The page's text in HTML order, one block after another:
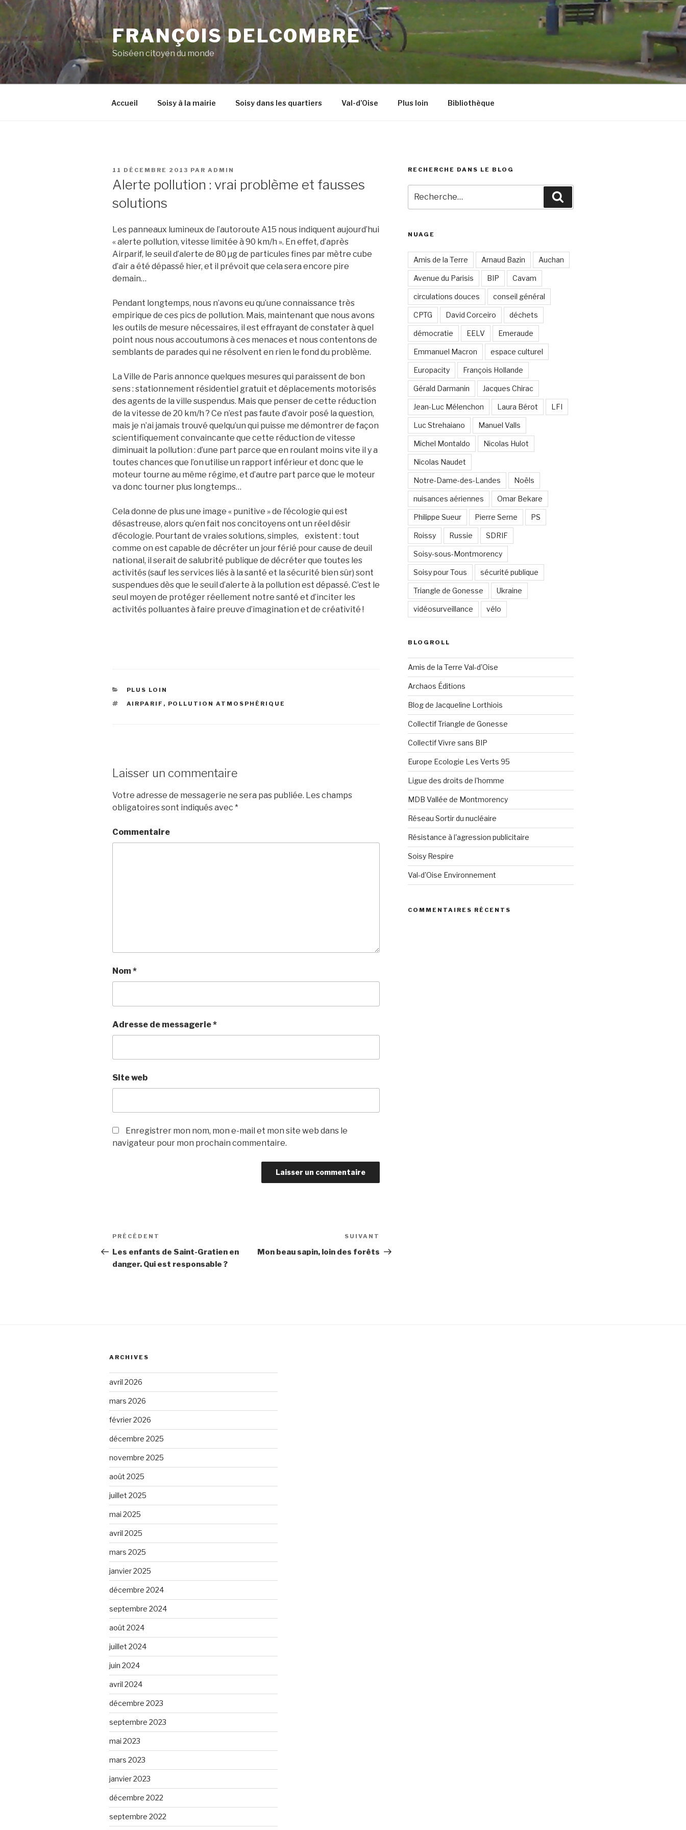
Aller
contenu
principal
FRANÇOIS DELCOMBRE
Soiséen citoyen du monde
Accueil Soisy à la mairie Soisy dans les quartiers Val-d’Oise Plus loin Bibliothèque
PUBLIÉ
LE
11 DÉCEMBRE 2013 PAR ADMIN
Alerte pollution : vrai problème et fausses
solutions
Les panneaux lumineux de l’autoroute A15 nous indiquent aujourd’hui
« alerte pollution, vitesse limitée à 90 km/h ». En effet, d’après
Airparif, le seuil d’alerte de 80 µg de particules fines par mètre cube
d’air a été dépassé hier, et il prévoit que cela sera encore pire
demain…
Pendant longtemps, nous n’avons eu qu’une connaissance très
empirique de ces pics de pollution. Mais, maintenant que nous avons
les outils de mesure nécessaires, il est effrayant de constater à quel
point nous nous accoutumons à ces menaces et nous contentons de
semblants de parades qui ne résolvent en rien le fond du problème.
La Ville de Paris annonce quelques mesures qui paraissent de bon
sens : stationnement résidentiel gratuit et déplacements motorisés
des agents de la ville suspendus. Mais que penser de cette réduction
de la vitesse de 20 km/h ? Ce n’est pas faute d’avoir posé la question,
mais je n’ai jamais trouvé quelqu’un qui puisse me démontrer de façon
scientifiquement convaincante que cette réduction de vitesse
diminuait la pollution : d’une part parce que en roulant moins vite il y a
toutes chances que l’on utilise un rapport inférieur et donc que le
moteur tourne au même régime, et d’autre part parce que le moteur
va donc tourner plus longtemps…
Cela donne de plus une image « punitive » de l’écologie qui est
désastreuse, alors qu’en fait nos concitoyens ont un réel désir
d’écologie. Pourtant de vraies solutions, simples, existent : tout
comme on est capable de décréter un jour férié pour cause de deuil
national, il serait de salubrité publique de décréter que toutes les
activités (sauf les services liés à la santé et la sécurité bien sûr) sont
suspendues dès que le seuil d’alerte à la pollution est dépassé. C’est le
seul moyen de protéger réellement notre santé et d’inciter les
activités polluantes à faire preuve d’imagination et de créativité !
CATÉGORIES
PLUS LOIN
ÉTIQUETTES
AIRPARIF , POLLUTION ATMOSPHÉRIQUE
Laisser un commentaire
Votre adresse de messagerie ne sera pas publiée. Les champs
obligatoires sont indiqués avec *
Commentaire
Nom*
Adresse de messagerie*
Site web
Enregistrer mon nom, mon e-mail et mon site web dans le
navigateur pour mon prochain commentaire.
Navigation
de
l’article
Article
précédent
PRÉCÉDENT
Les enfants de Saint-Gratien en
danger. Qui est responsable ?
suivant
SUIVANT
Mon beau sapin, loin des forêts
RECHERCHE DANS LE BLOG
pour
NUAGE
Amis de la Terre Arnaud Bazin Auchan
Avenue du Parisis BIP Cavam
circulations douces conseil général
CPTG David Corceiro déchets
démocratie EELV Emeraude
Emmanuel Macron espace culturel
Europacity François Hollande
Gérald Darmanin Jacques Chirac
Jean-Luc Mélenchon Laura Bérot LFI
Luc Strehaiano Manuel Valls
Michel Montaldo Nicolas Hulot
Nicolas Naudet
Notre-Dame-des-Landes Noëls
nuisances aériennes Omar Bekare
Philippe Sueur Pierre Serne PS
Roissy Russie SDRIF
Soisy-sous-Montmorency
Soisy pour Tous sécurité publique
Triangle de Gonesse Ukraine
vidéosurveillance vélo
BLOGROLL
Amis de la Terre Val-d'Oise
Archaos Éditions
Blog de Jacqueline Lorthiois
Collectif Triangle de Gonesse
Collectif Vivre sans BIP
Europe Ecologie Les Verts 95
Ligue des droits de l'homme
MDB Vallée de Montmorency
Réseau Sortir du nucléaire
Résistance à l'agression publicitaire
Soisy Respire
Val-d'Oise Environnement
COMMENTAIRES RÉCENTS
ARCHIVES
avril 2026
mars 2026
février 2026
décembre 2025
novembre 2025
août 2025
juillet 2025
mai 2025
avril 2025
mars 2025
janvier 2025
décembre 2024
septembre 2024
août 2024
juillet 2024
juin 2024
avril 2024
décembre 2023
septembre 2023
mai 2023
mars 2023
janvier 2023
décembre 2022
septembre 2022